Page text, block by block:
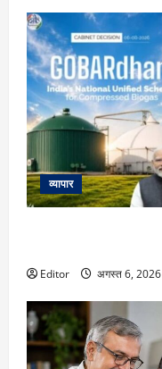
व्यापार
Editor अगस्त 6, 2026